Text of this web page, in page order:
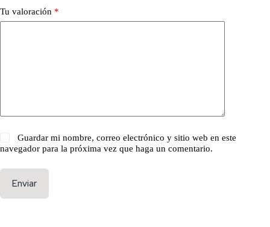
Tu valoración *
Guardar mi nombre, correo electrónico y sitio web en este
navegador para la próxima vez que haga un comentario.
Enviar